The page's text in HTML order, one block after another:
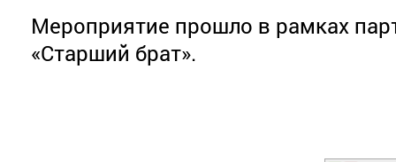
Мероприятие прошло в рамках
«Старший брат».